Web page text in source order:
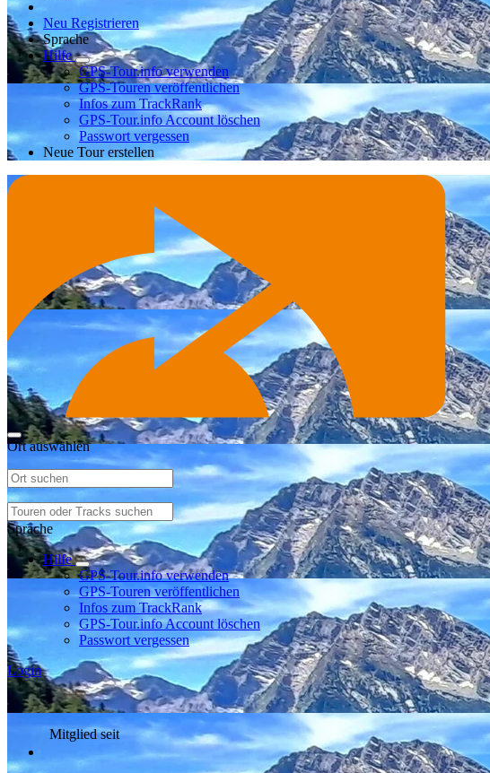
Neu Registrieren
Sprache
Hilfe
GPS-Tour.info verwenden
GPS-Touren veröffentlichen
Infos zum TrackRank
GPS-Tour.info Account löschen
Passwort vergessen
Neue Tour erstellen
Ort auswählen
Sprache
Hilfe
GPS-Tour.info verwenden
GPS-Touren veröffentlichen
Infos zum TrackRank
GPS-Tour.info Account löschen
Passwort vergessen
Login
Mitglied seit